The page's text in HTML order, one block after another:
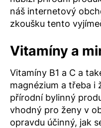
náš internetový
zkoušku tento
Vitamíny a
Vitamíny B1 a C a
magnézium a třeba i
přírodní bylinný
vhodný pro ženy v
opravdu účinný, jak